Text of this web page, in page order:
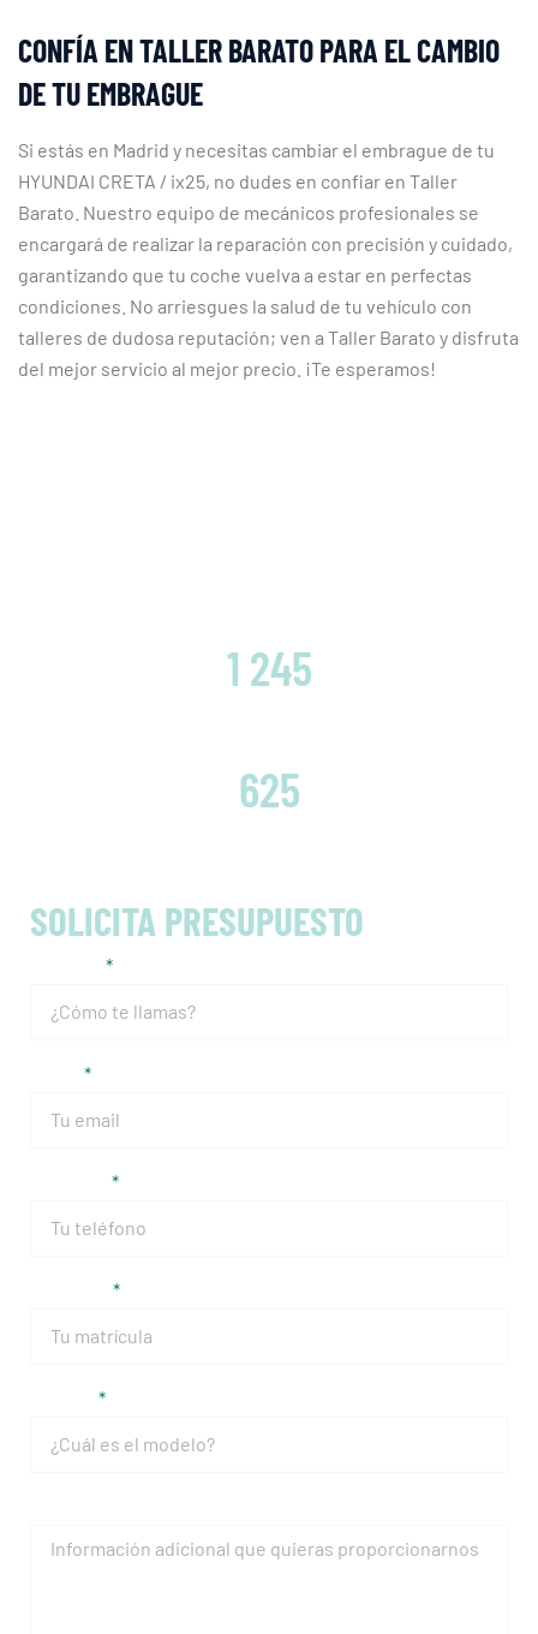
CONFÍA EN TALLER BARATO PARA EL CAMBIO
DE TU EMBRAGUE
Si estás en Madrid y necesitas cambiar el embrague de tu
HYUNDAI CRETA / ix25, no dudes en confiar en Taller
Barato. Nuestro equipo de mecánicos profesionales se
encargará de realizar la reparación con precisión y cuidado,
garantizando que tu coche vuelva a estar en perfectas
condiciones. No arriesgues la salud de tu vehículo con
talleres de dudosa reputación; ven a Taller Barato y disfruta
del mejor servicio al mejor precio. ¡Te esperamos!
SOLICITA PRESUPUESTO
1 245
625